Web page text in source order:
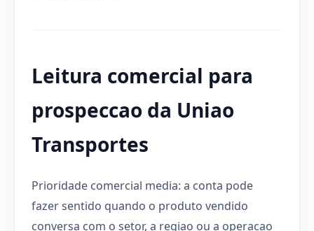
Leitura comercial para
prospeccao da Uniao
Transportes
Prioridade comercial media: a conta pode
fazer sentido quando o produto vendido
conversa com o setor, a regiao ou a operacao